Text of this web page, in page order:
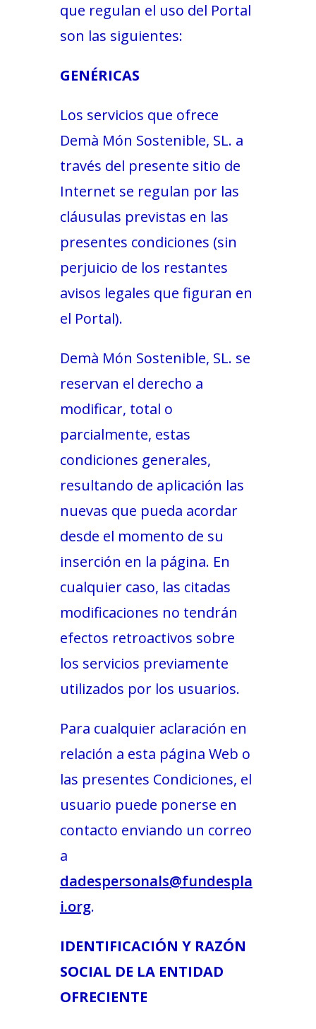
que regulan el uso del Portal
son las siguientes:
GENÉRICAS
Los servicios que ofrece
Demà Món Sostenible, SL. a
través del presente sitio de
Internet se regulan por las
cláusulas previstas en las
presentes condiciones (sin
perjuicio de los restantes
avisos legales que figuran en
el Portal).
Demà Món Sostenible, SL. se
reservan el derecho a
modificar, total o
parcialmente, estas
condiciones generales,
resultando de aplicación las
nuevas que pueda acordar
desde el momento de su
inserción en la página. En
cualquier caso, las citadas
modificaciones no tendrán
efectos retroactivos sobre
los servicios previamente
utilizados por los usuarios.
Para cualquier aclaración en
relación a esta página Web o
las presentes Condiciones, el
usuario puede ponerse en
contacto enviando un correo
a
dadespersonals@fundespla
i.org.
IDENTIFICACIÓN Y RAZÓN
SOCIAL DE LA ENTIDAD
OFRECIENTE
Diari de la Fundació
Xarxes socials
COL·LABORA
Fes voluntariat
Fes un donatiu
Treballa amb nosaltres